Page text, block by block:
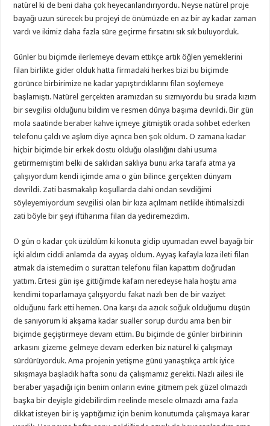
natürel ki de beni daha çok heyecanlandırıyordu. Neyse natürel proje
bayağı uzun sürecek bu projeyi de önümüzde en az bir ay kadar zaman
vardı ve ikimiz daha fazla süre geçirme fırsatını sık sık buluyorduk.
Günler bu biçimde ilerlemeye devam ettikçe artık öğlen yemeklerini
filan birlikte gider olduk hatta firmadaki herkes bizi bu biçimde
görünce birbirimize ne kadar yapıştırdıklarını filan söylemeye
başlamıştı. Natürel gerçekten aramızdan su sızmıyordu bu sırada kızım
bir sevgilisi olduğunu bildim ve resmen dünya başıma devrildi. Bir gün
mola saatinde beraber kahve içmeye gitmiştik orada sohbet ederken
telefonu çaldı ve aşkım diye açınca ben şok oldum. O zamana kadar
hiçbir biçimde bir erkek dostu olduğu olasılığını dahi usuma
getirmemiştim belki de saklıdan saklıya bunu arka tarafa atma ya
çalışıyordum kendi içimde ama o gün bilince gerçekten dünyam
devrildi. Zati basmakalıp koşullarda dahi ondan sevdiğimi
söyleyemiyordum sevgilisi olan bir kıza açılmam netlikle ihtimalsizdi
zati böyle bir şeyi iftiharıma filan da yediremezdim.
O gün o kadar çok üzüldüm ki konuta gidip uyumadan evvel bayağı bir
içki aldım ciddi anlamda da ayyaş oldum. Ayyaş kafayla kıza ileti filan
atmak da istemedim o surattan telefonu filan kapattım doğrudan
yattım. Ertesi gün işe gittiğimde kafam neredeyse hala hoştu ama
kendimi toparlamaya çalışıyordu fakat nazlı ben de bir vaziyet
olduğunu fark etti hemen. Ona karşı da azıcık soğuk olduğumu düşün
de sanıyorum ki akşama kadar sualler sorup durdu ama ben bir
biçimde geçiştirmeye devam ettim. Bu biçimde de günler birbirinin
arkasını gizeme gelmeye devam ederken biz natürel ki çalışmayı
sürdürüyorduk. Ama projenin yetişme günü yanaştıkça artık iyice
sıkışmaya başladık hafta sonu da çalışmamız gerekti. Nazlı ailesi ile
beraber yaşadığı için benim onların evine gitmem pek güzel olmazdı
başka bir deyişle gidebilirdim reelinde mesele olmazdı ama fazla
dikkat isteyen bir iş yaptığımız için benim konutumda çalışmaya karar